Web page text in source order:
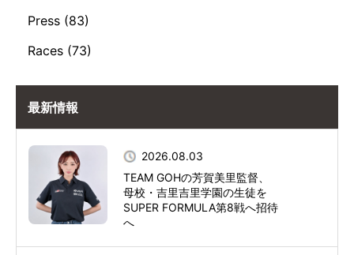
Press (83)
Races (73)
最新情報
2026.08.03
TEAM GOHの芳賀美里監督、
母校・吉里吉里学園の生徒を
SUPER FORMULA第8戦へ招待
へ